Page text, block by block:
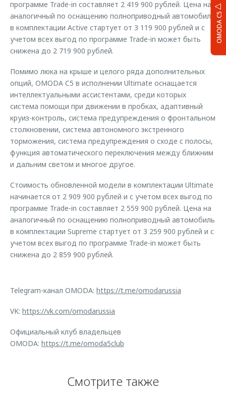
OMODA C5
программе Trade-in составляет 2 419 900 рублей. Цена на
аналогичный по оснащению полноприводный автомобиль
в комплектации Active стартует от 3 119 900 рублей и с
учетом всех выгод по программе Trade-in может быть
снижена до 2 719 900 рублей.
Помимо люка на крыше и целого ряда дополнительных
опций, OMODA C5 в исполнении Ultimate оснащается
интеллектуальными ассистентами, среди которых
система помощи при движении в пробках, адаптивный
круиз-контроль, система предупреждения о фронтальном
столкновении, система автономного экстренного
торможения, система предупреждения о сходе с полосы,
функция автоматического переключения между ближним
и дальним светом и многое другое.
Стоимость обновленной модели в комплектации Ultimate
начинается от 2 909 900 рублей и с учетом всех выгод по
программе Trade-in составляет 2 559 900 рублей. Цена на
аналогичный по оснащению полноприводный автомобиль
в комплектации Supreme стартует от 3 259 900 рублей и с
учетом всех выгод по программе Trade-in может быть
снижена до 2 859 900 рублей.
Telegram-канал OMODA: https://t.me/omodarussia
VK: https://vk.com/omodarussia
Официальный клуб владельцев
OMODA: https://t.me/omoda5club
Смотрите также